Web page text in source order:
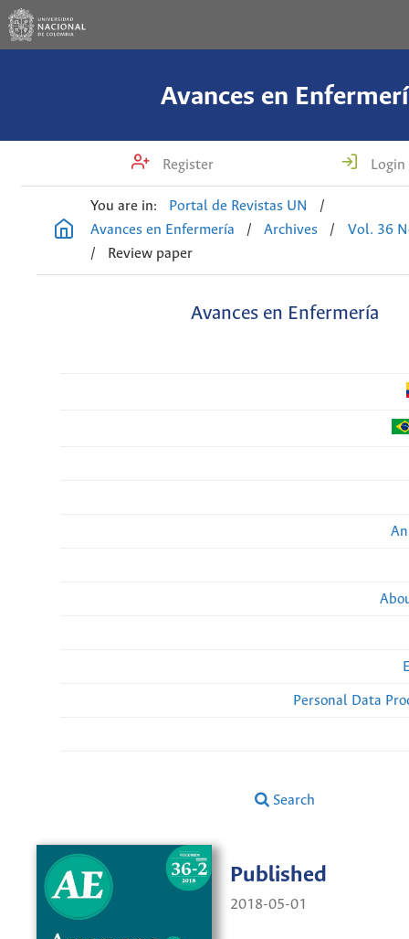
Avances en
Register Login
You are in: Portal de Revistas UN
/
Avances en Enfermería
/ Archives /
Vol. 36
/
Review paper
Avances en Enfermería
Personal Data
Search
Published
2018-05-01